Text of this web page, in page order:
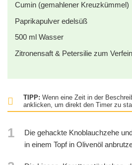
Cumin (gemahlener Kreuzkümmel)
Paprikapulver edelsüß
500 ml Wasser
Zitronensaft & Petersilie zum
TIPP: Wenn eine Zeit in der
anklicken, um direkt den Timer zu
1
Die gehackte Knoblauchzehe
in einem Topf in Olivenöl